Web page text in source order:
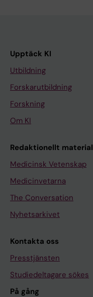
Upptäck KI
Utbildning
Forskarutbildning
Forskning
Om KI
Redaktionellt material
Medicinsk Vetenskap
Medicinvetarna
The Conversation
Nyhetsarkivet
Kontakta oss
Presstjänsten
Studiedeltagare sökes
På gång